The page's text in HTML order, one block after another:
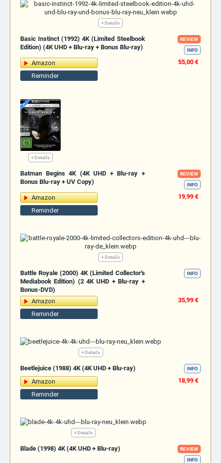
+ Details
Basic Instinct (1992) 4K (Limited Steelbook
Edition) (4K UHD + Blu-ray + Bonus Blu-ray)
REVIEW
INFO
Amazon
55,00 €
Reminder
+ Details
Batman Begins 4K (4K UHD + Blu-ray +
Bonus Blu-ray + UV Copy)
REVIEW
INFO
Amazon
19,99 €
Reminder
+ Details
Battle Royale (2000) 4K (Limited Collector's
Mediabook Edition) (2 4K UHD + Blu-ray +
Bonus-DVD)
INFO
Amazon
35,99 €
Reminder
+ Details
Beetlejuice (1988) 4K (4K UHD + Blu-ray) INFO
Amazon
18,99 €
Reminder
+ Details
Blade (1998) 4K (4K UHD + Blu-ray)
REVIEW
INFO